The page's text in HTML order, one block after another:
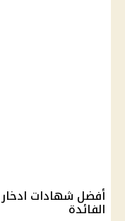
أفضل شهادات
الفائدة